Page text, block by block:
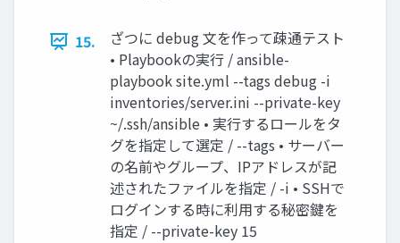
15.
ざつに debug 文を作って疎通テスト
• Playbookの実行 / ansible-
playbook site.yml --tags debug -i
inventories/server.ini --private-key
~/.ssh/ansible • 実行するロールをタ
グを指定して選定 / --tags • サーバー
の名前やグループ、IPアドレスが記
述されたファイルを指定 / -i • SSHで
ログインする時に利用する秘密鍵を
指定 / --private-key 15